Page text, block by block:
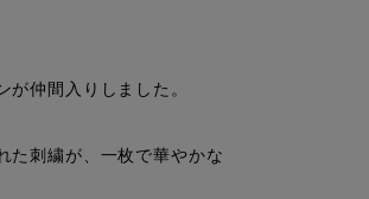
仲間入りしました。
た刺繍が、一枚で華やかな